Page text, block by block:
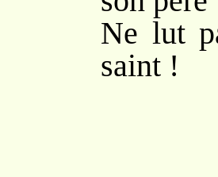
Ne lut
saint !